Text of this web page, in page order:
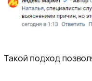
Такой подход